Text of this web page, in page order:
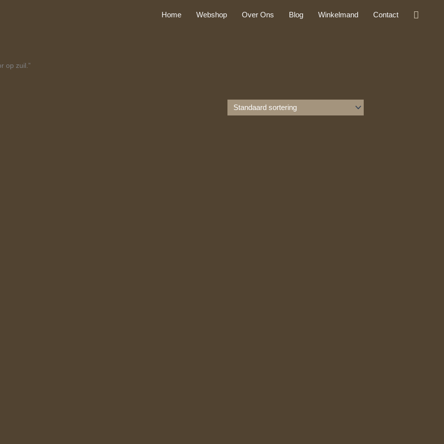
Home Webshop Over Ons Blog Winkelmand Contact
op zuil.”